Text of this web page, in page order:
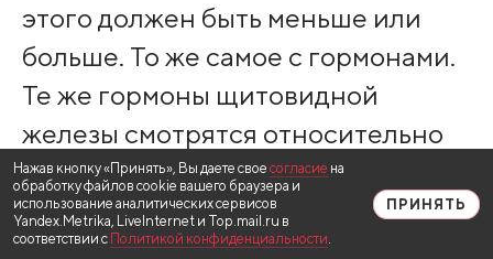
этого должен быть меньше или
больше. То же самое с гормонами.
Те же гормоны щитовидной
железы смотрятся относительно
друг друга, а не отдельно. Так что,
если они попали в границу нормы,
это еще не значит, что все хорошо.
Нажав кнопку «Принять», Вы даете свое согласие на
обработку файлов cookie вашего браузера и
использование аналитических сервисов
Yandex.Metrika, LiveInternet и Top.mail.ru в
соответствии с Политикой конфиденциальности.
ПРИНЯТЬ